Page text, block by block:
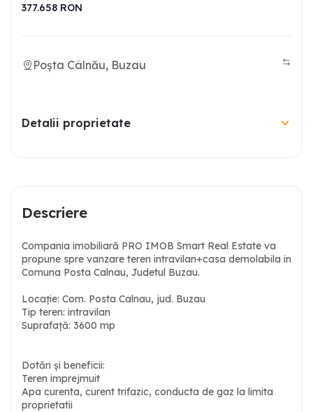
377.658 RON
Poșta Câlnău, Buzau
Detalii proprietate
Descriere
Compania imobiliară PRO IMOB Smart Real Estate va
propune spre vanzare teren intravilan+casa demolabila in
Comuna Posta Calnau, Judetul Buzau.
Locație: Com. Posta Calnau, jud. Buzau
Tip teren: intravilan
Suprafață: 3600 mp
Dotări și beneficii:
Teren imprejmuit
Apa curenta, curent trifazic, conducta de gaz la limita
proprietatii